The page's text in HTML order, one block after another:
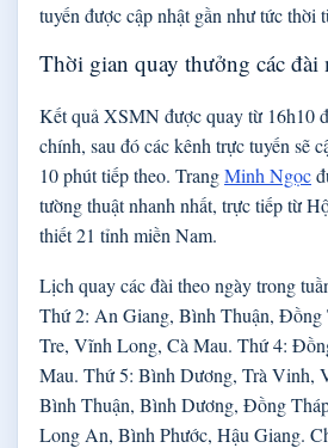
tuyến được cập nhật gần như tức thời
Thời gian quay thưởng các đài
Kết quả XSMN được quay từ 16h10
chính, sau đó các kênh trực tuyến sẽ
10 phút tiếp theo. TrangMinh Ngọc
tường thuật nhanh nhất, trực tiếp từ
thiết 21 tỉnh miền Nam.
Lịch quay các đài theo ngày trong
Thứ 2: An Giang, Bình Thuận, Đồng
Tre, Vĩnh Long, Cà Mau. Thứ 4:
Mau. Thứ 5: Bình Dương, Trà Vinh,
Bình Thuận, Bình Dương, Đồng
Long An, Bình Phước, Hậu Giang.